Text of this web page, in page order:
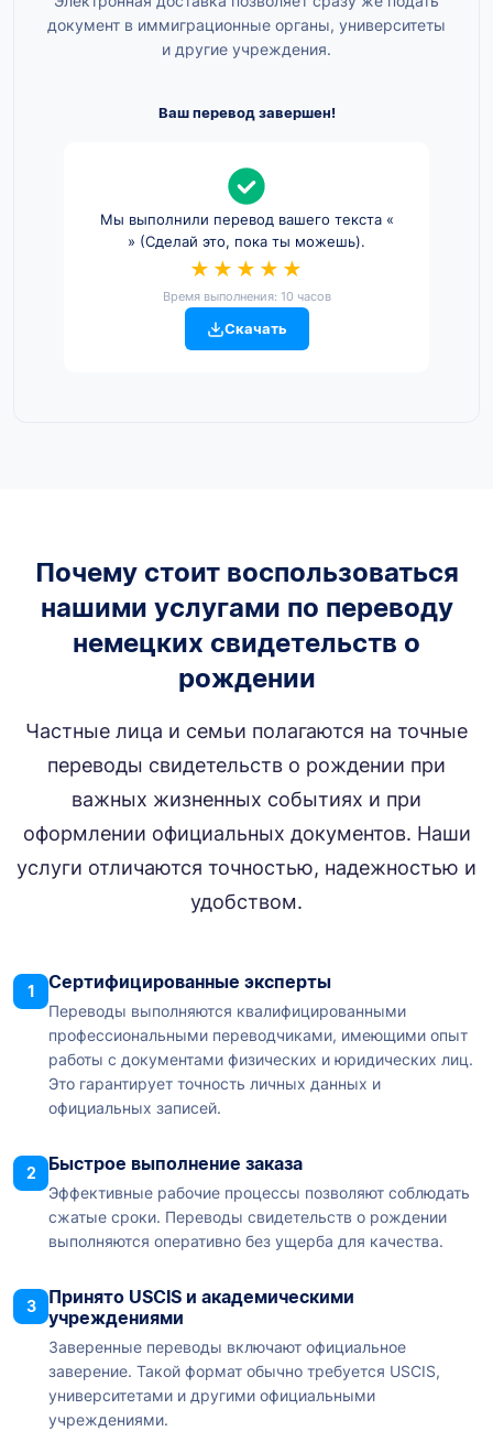
документ в иммиграционные органы, университеты
и другие учреждения.
Ваш перевод завершен!
Мы выполнили перевод вашего текста «
» (Сделай это, пока ты можешь).
★★★★★
Время выполнения: 10 часов
Скачать
Почему стоит воспользоваться
нашими услугами по переводу
немецких свидетельств о
рождении
Частные лица и семьи полагаются на точные
переводы свидетельств о рождении при
важных жизненных событиях и при
оформлении официальных документов. Наши
услуги отличаются точностью, надежностью и
удобством.
1 Сертифицированные эксперты
Переводы выполняются квалифицированными
профессиональными переводчиками, имеющими опыт
работы с документами физических и юридических лиц.
Это гарантирует точность личных данных и
официальных записей.
2 Быстрое выполнение заказа
Эффективные рабочие процессы позволяют соблюдать
сжатые сроки. Переводы свидетельств о рождении
выполняются оперативно без ущерба для качества.
3
Принято USCIS и академическими
учреждениями
Заверенные переводы включают официальное
заверение. Такой формат обычно требуется USCIS,
университетами и другими официальными
учреждениями.